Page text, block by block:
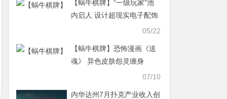
【蜗牛棋牌】“一级玩家”池
内启人 设计超现实电子配饰
05/22
【蜗牛棋牌】恐怖漫画《送
魂》 异色皮肤怨灵缠身
07/10
内华达州7月扑克产业收入创